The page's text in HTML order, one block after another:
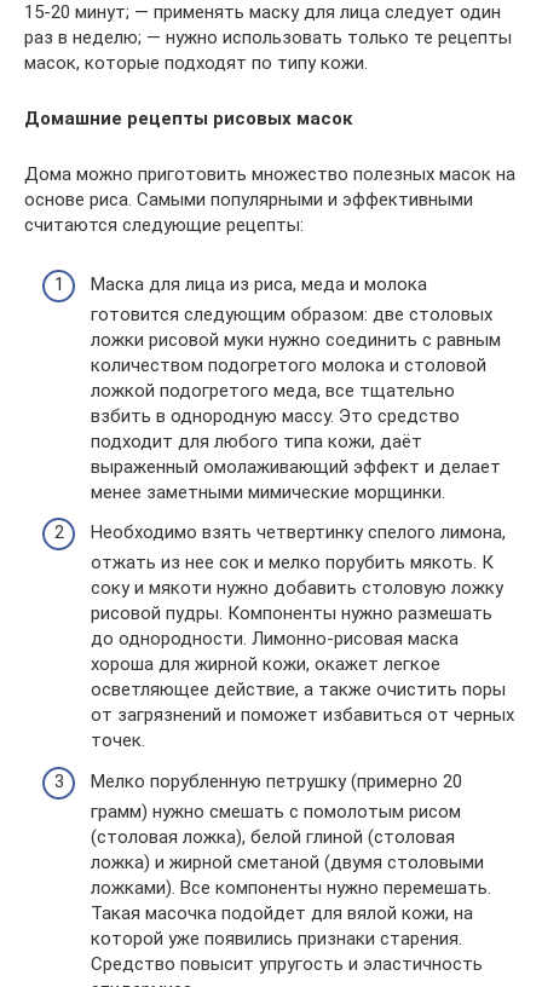
15-20 минут; — применять маску для лица следует один
раз в неделю; — нужно использовать только те рецепты
масок, которые подходят по типу кожи.
Домашние рецепты рисовых масок
Дома можно приготовить множество полезных масок на
основе риса. Самыми популярными и эффективными
считаются следующие рецепты:
Маска для лица из риса, меда и молока
готовится следующим образом: две столовых
ложки рисовой муки нужно соединить с равным
количеством подогретого молока и столовой
ложкой подогретого меда, все тщательно
взбить в однородную массу. Это средство
подходит для любого типа кожи, даёт
выраженный омолаживающий эффект и делает
менее заметными мимические морщинки.
Необходимо взять четвертинку спелого лимона,
отжать из нее сок и мелко порубить мякоть. К
соку и мякоти нужно добавить столовую ложку
рисовой пудры. Компоненты нужно размешать
до однородности. Лимонно-рисовая маска
хороша для жирной кожи, окажет легкое
осветляющее действие, а также очистить поры
от загрязнений и поможет избавиться от черных
точек.
Мелко порубленную петрушку (примерно 20
грамм) нужно смешать с помолотым рисом
(столовая ложка), белой глиной (столовая
ложка) и жирной сметаной (двумя столовыми
ложками). Все компоненты нужно перемешать.
Такая масочка подойдет для вялой кожи, на
которой уже появились признаки старения.
Средство повысит упругость и эластичность